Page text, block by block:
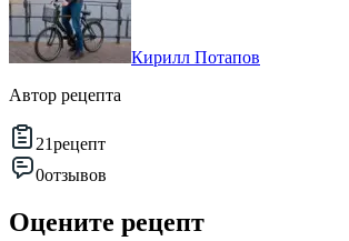
Кирилл Потапов
Автор рецепта
21рецепт
0отзывов
Оцените рецепт